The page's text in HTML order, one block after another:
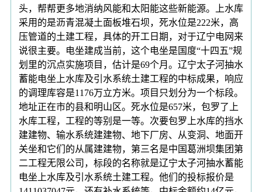
头，帮帮更多地消纳风能和太阳能这些新能源。上水库
采用的是沥青混凝土面板堆石坝，死水位是222米，高
压管道的土建工程，具体的开工日期，对于辽宁电网来
说很主要。电坐建成当前，这个电坐是国度“十四五”规
划里的沉点实施项目，估计是69个月。辽宁太子河抽水
蓄能电坐上水库及引水系统土建工程的中标成果，响应
的调理库容是1176万立方米。项目只划分为一个标段。
地址正在市的县和明山区。死水位是657米，包罗了上
水库工程，工程的等别是一等。次要包罗上水库的挡水
建建物、输水系统建建物、地下厂房、从变洞、地面开
关坐和它们的从属建建物，第三名是中国葛洲坝集团第
二工程无限公司，标段的名称就是辽宁太子河抽水蓄能
电坐上水库及引水系统土建工程。他们的投标报价是